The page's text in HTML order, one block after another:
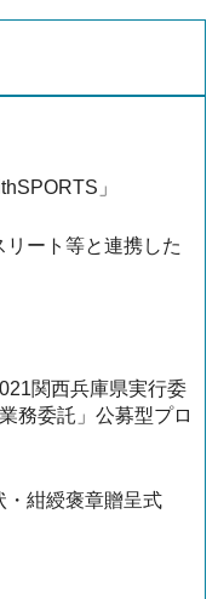
」
ート等と連携した
関西兵庫県実行委
務委託」公募型プロ
紺綬褒章贈呈式